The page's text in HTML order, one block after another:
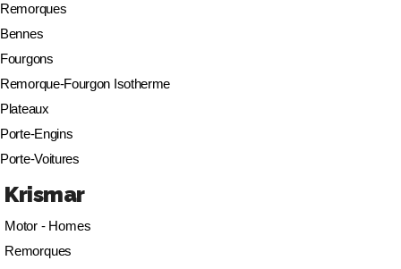
Remorques
Bennes
Fourgons
Remorque-Fourgon Isotherme
Plateaux
Porte-Engins
Porte-Voitures
Krismar
Motor - Homes
Remorques